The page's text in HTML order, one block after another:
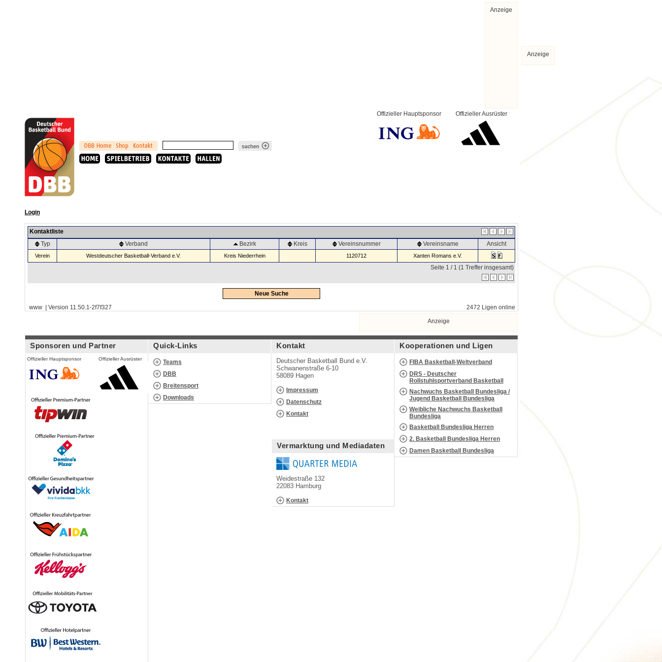
Anzeige
Offizieller Ausrüster
Offizieller Hauptsponsor
Login
Kontaktliste
Typ
Verband Bezirk Kreis Vereinsnummer Vereinsname Ansicht
Verein Westdeutscher Basketball-Verband e.V. Kreis Niederrhein 1120712 Xanten Romans e.V.
Seite 1 / 1 (1 Treffer insgesamt)
Neue Suche
www | Version 11.50.1-2f7f327
2472 Ligen online
Anzeige
Sponsoren und Partner
Offizieller Hauptsponsor Offizieller Ausrüster
Quick-Links
Teams
DBB
Breitensport
Downloads
Kontakt
Deutscher Basketball Bund e.V.
Schwanenstraße 6-10
58089 Hagen
Impressum
Datenschutz
Kontakt
Vermarktung und Mediadaten
Weidestraße 132
22083 Hamburg
Kontakt
Kooperationen und Ligen
FIBA Basketball-Weltverband
DRS - Deutscher
Rollstuhlsportverband Basketball
Nachwuchs Basketball Bundesliga /
Jugend Basketball Bundesliga
Weibliche Nachwuchs Basketball
Bundesliga
Basketball Bundesliga Herren
2. Basketball Bundesliga Herren
Damen Basketball Bundesliga
Anzeige